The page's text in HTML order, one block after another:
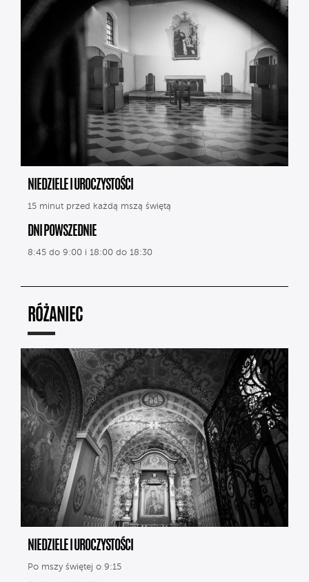
NIEDZIELE I UROCZYSTOŚCI
15 minut przed każdą mszą świętą
DNI POWSZEDNIE
8:45 do 9:00 i 18:00 do 18:30
RÓŻANIEC
NIEDZIELE I UROCZYSTOŚCI
Po mszy świętej o 9:15